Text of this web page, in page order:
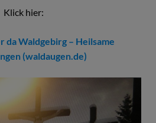
Klick hier:
da Waldgebirg – Heilsame
(waldaugen.de)